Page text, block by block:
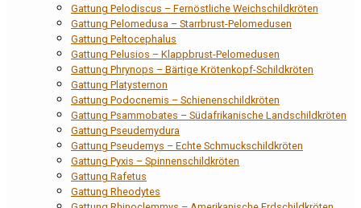
Gattung Pelodiscus – Fernöstliche Weichschildkröten
Gattung Pelomedusa – Starrbrust-Pelomedusen
Gattung Peltocephalus
Gattung Pelusios – Klappbrust-Pelomedusen
Gattung Phrynops – Bärtige Krötenkopf-Schildkröten
Gattung Platysternon
Gattung Podocnemis – Schienenschildkröten
Gattung Psammobates – Südafrikanische Landschildkröten
Gattung Pseudemydura
Gattung Pseudemys – Echte Schmuckschildkröten
Gattung Pyxis – Spinnenschildkröten
Gattung Rafetus
Gattung Rheodytes